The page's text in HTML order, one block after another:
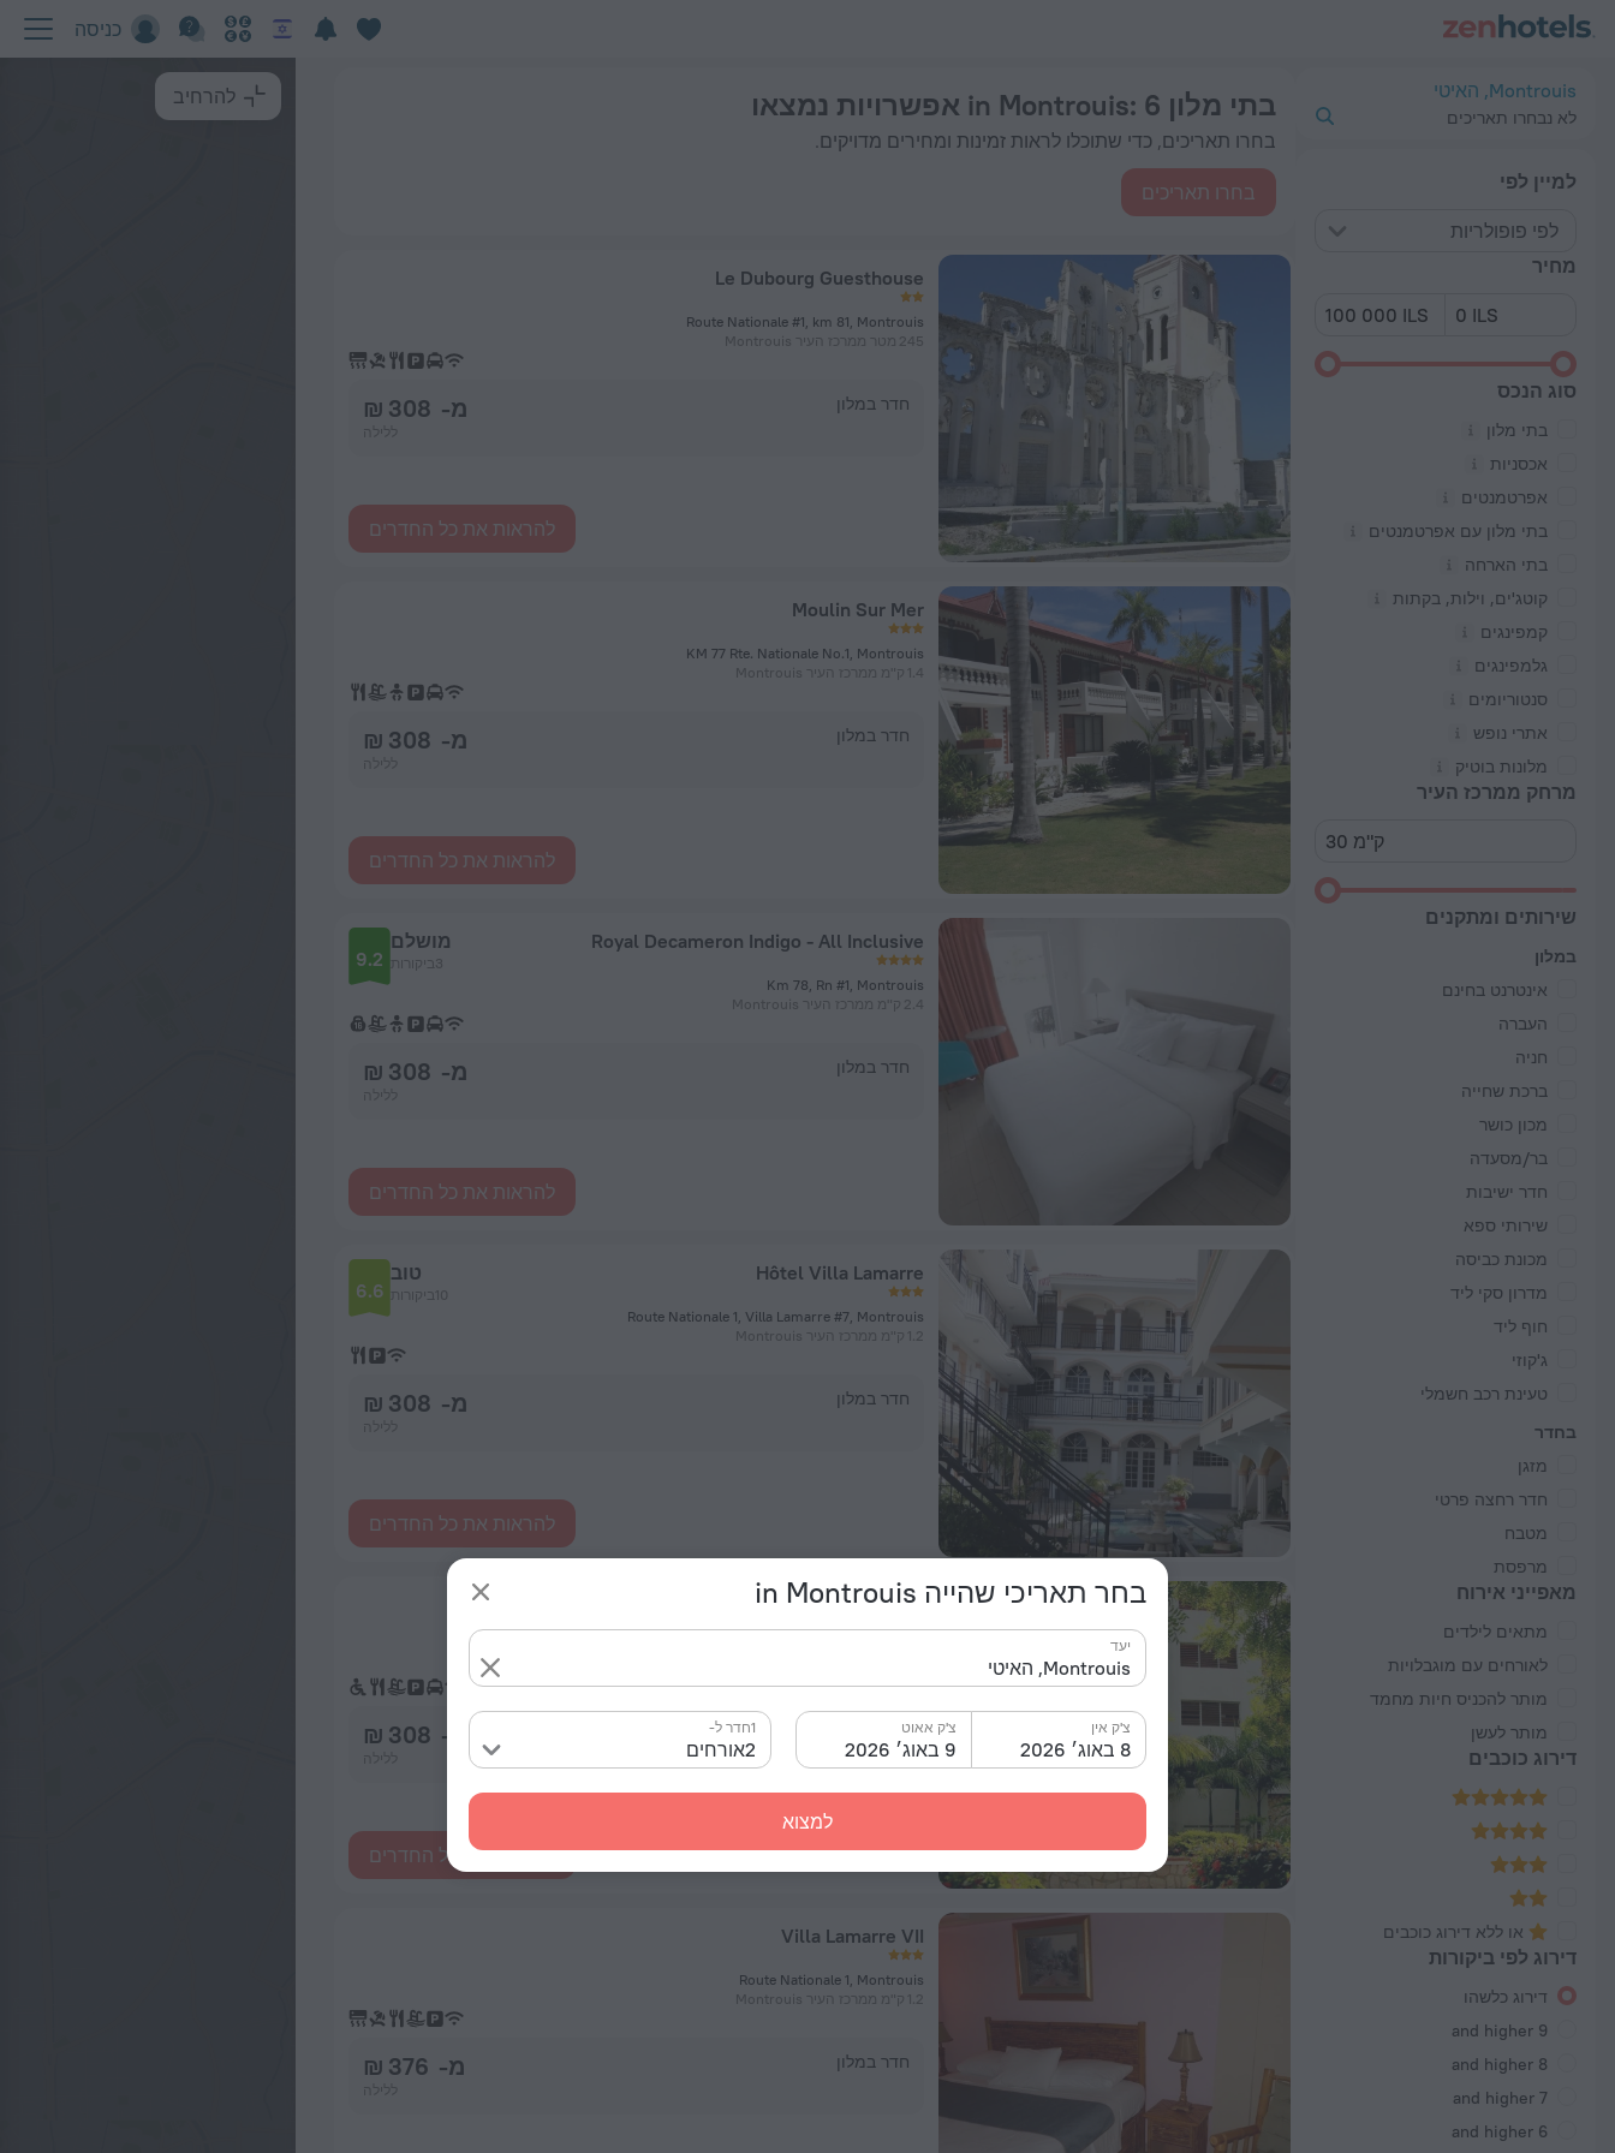
כניסה
בחר תאריכי שהייה in Montrouis
יעד
8 באוג׳ 2026
צ'ק אין
9 באוג׳ 2026
צ'ק אאוט
2אורחים
1חדר ל-
למצוא
Montrouis, האיטי
לא נבחרו תאריכים
למיין לפי
לפי פופולריות
מחיר
סוג הנכס
בתי מלון
אכסניות
אפרטמנטים
בתי מלון עם אפרטמנטים
בתי הארחה
קוטג'ים, וילות, בקתות
קמפינגים
גלמפינגים
סנטוריומים
אתרי נופש
מלונות בוטיק
מרחק ממרכז העיר
שירותים ומתקנים
במלון
אינטרנט בחינם
העברה
חניה
ברכת שחייה
מכון כושר
בר/מסעדה
חדר ישיבות
שירותי ספא
מכונת כביסה
מדרון סקי ליד
חוף ליד
ג'קוזי
טעינת רכב חשמלי
בחדר
מזגן
חדר רחצה פרטי
מטבח
מרפסת
מאפייני אירוח
מתאים לילדים
לאורחים עם מוגבלויות
מותר להכניס חיות מחמד
מותר לעשן
דירוג כוכבים
או ללא דירוג כוכבים
דירוג לפי ביקורות
דירוג כלשהו
9 and higher
8 and higher
7 and higher
6 and higher
בתי מלון in Montrouis : 6 אפשרויות נמצאו
בחרו תאריכים, כדי שתוכלו לראות זמינות ומחירים מדויקים.
בחרו תאריכים
Le Dubourg Guesthouse
Route Nationale #1, km 81, Montrouis
245 מטר ממרכז העיר Montrouis
חדר במלון מ- 308 ₪
להראות את כל החדרים
Moulin Sur Mer
KM 77 Rte. Nationale No.1, Montrouis
1.4 ק"מ ממרכז העיר Montrouis
חדר במלון מ- 308 ₪
להראות את כל החדרים
Royal Decameron Indigo - All Inclusive
Km 78, Rn #1, Montrouis
2.4 ק"מ ממרכז העיר Montrouis
מושלם
3ביקורות 9.2
חדר במלון מ- 308 ₪
להראות את כל החדרים
Hôtel Villa Lamarre
Route Nationale 1, Villa Lamarre #7, Montrouis
1.2 ק"מ ממרכז העיר Montrouis
טוב
10ביקורות 6.6
חדר במלון מ- 308 ₪
להראות את כל החדרים
Le Xaragua
חדר במלון מ- 308 ₪
להראות את כל החדרים
Villa Lamarre VII
Route Nationale 1, Montrouis
1.2 ק"מ ממרכז העיר Montrouis
חדר במלון מ- 376 ₪
להרחיב